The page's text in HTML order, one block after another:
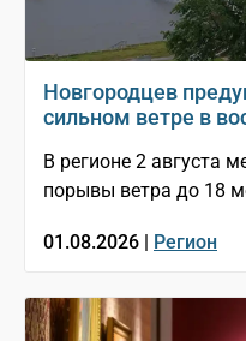
Новгородцев
сильном ветре в
В регионе 2 августа
порывы ветра до 18
01.08.2026 | Регион